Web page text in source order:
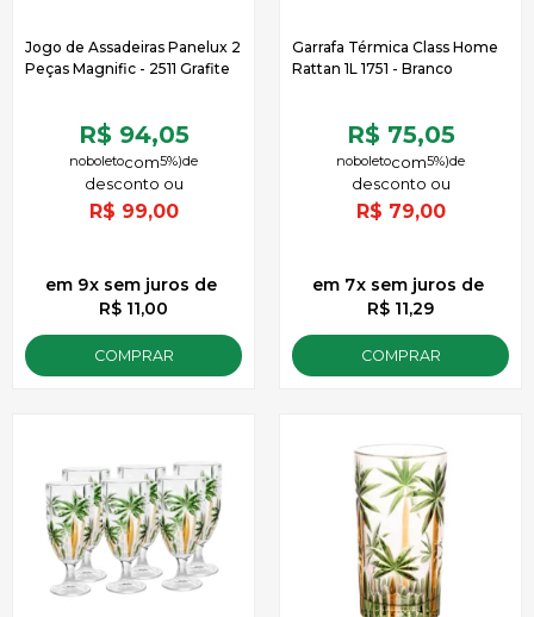
Jogo de Assadeiras Panelux 2
Peças Magnific - 2511 Grafite
R$ 94,05
de
5%)
noboleto
R$ 99,00
9x
de
R$ 11,00
sem juros
COMPRAR
Garrafa Térmica Class Home
Rattan 1L 1751 - Branco
R$ 75,05
de
5%)
noboleto
R$ 79,00
7x
de
R$ 11,29
sem juros
COMPRAR